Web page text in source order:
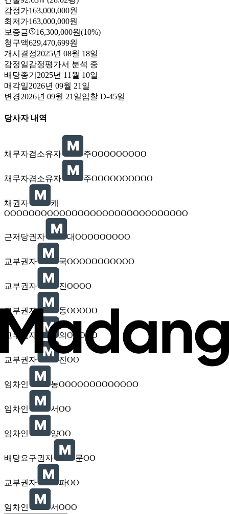
감정가163,000,000원
최저가163,000,000원
보증금
16,300,000원(10%)
청구액629,470,699원
개시결정2025년 08월 18일
감정일감정평가서 분석 중
배당종기 2025년 11월 10일
매각일2026년 09월 21일
변경2026년 09월 21일입찰 D-45일
당사자 내역
채무자겸소유자 주OOOOOOOOO
채무자겸소유자 주OOOOOOOOOO
채권자
케
OOOOOOOOOOOOOOOOOOOOOOOOOOOOOO
근저당권자 대OOOOOOOOO
교부권자 국OOOOOOOOOOO
교부권자 진OOOO
교부권자 동OOOOO
교부권자 의OOOOO
교부권자 진OO
임차인 농OOOOOOOOOOOOO
임차인 서OO
임차인 양OO
배당요구권자 문OO
교부권자 파OO
임차인 서OOO